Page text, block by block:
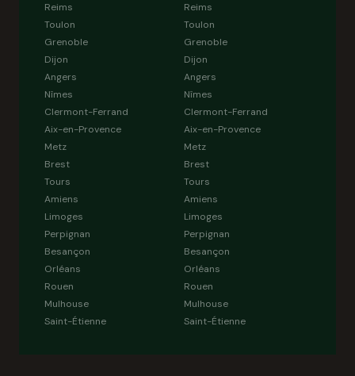
Reims
Toulon
Grenoble
Dijon
Angers
Nîmes
Clermont-Ferrand
Aix-en-Provence
Metz
Brest
Tours
Amiens
Limoges
Perpignan
Besançon
Orléans
Rouen
Mulhouse
Saint-Étienne
Reims
Toulon
Grenoble
Dijon
Angers
Nîmes
Clermont-Ferrand
Aix-en-Provence
Metz
Brest
Tours
Amiens
Limoges
Perpignan
Besançon
Orléans
Rouen
Mulhouse
Saint-Étienne